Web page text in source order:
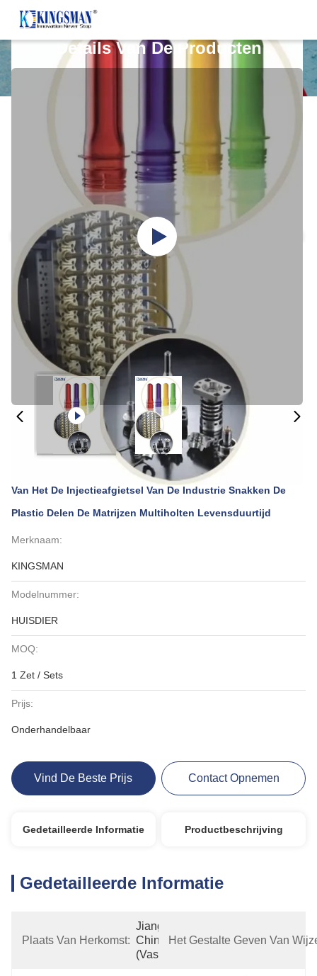
Details Van De Producten
Van Het De Injectieafgietsel Van De Industrie Snakken De
Plastic Delen De Matrijzen Multiholten Levensduurtijd
Merknaam:
KINGSMAN
Modelnummer:
HUISDIER
MOQ:
1 Zet / Sets
Prijs:
Onderhandelbaar
Vind De Beste Prijs Contact Opnemen
Gedetailleerde Informatie Productbeschrijving
Gedetailleerde Informatie
Plaats Van Herkomst:
Jiangsu,
China
(vasteland)
Het Gestalte Geven Van